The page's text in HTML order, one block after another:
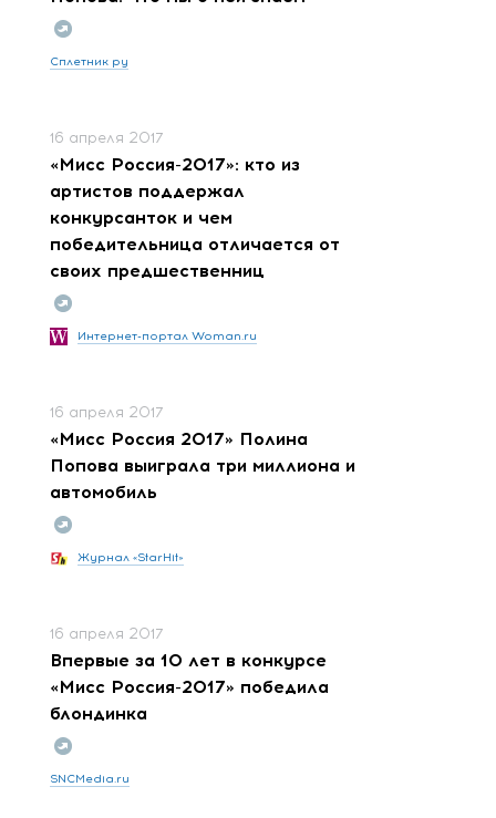
Сплетник ру
16 апреля 2017
«Мисс Россия-2017»: кто из
артистов поддержал
конкурсанток и чем
победительница отличается от
своих предшественниц
Интернет-портал Woman.ru
16 апреля 2017
«Мисс Россия 2017» Полина
Попова выиграла три миллиона и
автомобиль
Журнал «StarHit»
16 апреля 2017
Впервые за 10 лет в конкурсе
«Мисс Россия-2017» победила
блондинка
SNCMedia.ru